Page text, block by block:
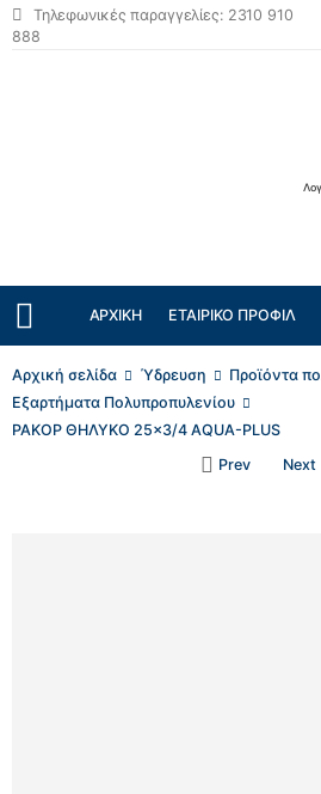
Τηλεφωνικές παραγγελίες: 2310 910
888
ΑΡΧΙΚΉ ΕΤΑΙΡΙΚΌ ΠΡΟΦΊΛ
Αρχική σελίδα Ύδρευση
Προϊόντα
Εξαρτήματα Πολυπροπυλενίου
ΡΑΚΟΡ ΘΗΛΥΚΟ 25×3/4 AQUA-PLUS
Prev
Next